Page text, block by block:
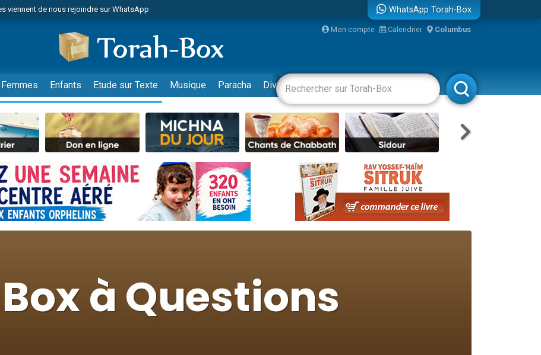
viennent de nous rejoindre sur WhatsApp
viennent de faire un don pour 5 jours de vacances aux Orphelins
viennent de faire un don pour Diane, 80 ans, dans un appartement insalubre
viennent de nous rejoindre sur WhatsApp
viennent de demander une bénédiction
viennent de faire un don pour Sauvez la jambe de Yohan
49 places pour étudier en groupe sur Zoom
musiques dans Torah-Box Music
viennent de nous rejoindre sur WhatsApp
viennent de nous rejoindre sur WhatsApp
musiques dans Torah-Box Music
viennent de nous rejoindre sur WhatsApp
viennent de demander une bénédiction
49 places pour étudier en groupe sur Zoom
donner son Maasser
WhatsApp Torah-Box
Mon compte Calendrier Columbus
Femmes Enfants Etude sur Texte Musique Paracha Divertissements Livres Rabbanim